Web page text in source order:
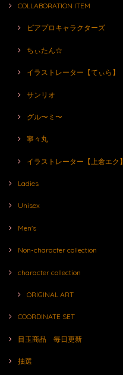
COLLABORATION ITEM
ピアプロキャラクターズ
ちぃたん☆
イラストレーター【てぃら】
サンリオ
グル〜ミ〜
寧々丸
イラストレーター【上倉エク】
Ladies
Unisex
Men's
Non-character collection
character collection
ORIGINAL ART
COORDINATE SET
目玉商品 毎日更新
抽選